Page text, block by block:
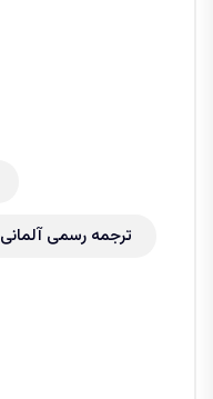
ترجمه رسمی آلمانی